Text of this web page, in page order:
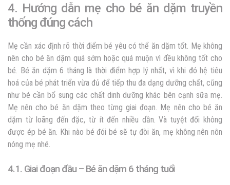
4. Hướng dẫn mẹ cho bé ăn dặm truyền
thống đúng cách
Mẹ cần xác định rõ thời điểm bé yêu có thể ăn dặm tốt. Mẹ không
nên cho bé ăn dặm quá sớm hoặc quá muộn vì đều không tốt cho
bé. Bé ăn dặm 6 tháng là thời điểm hợp lý nhất, vì khi đó hệ tiêu
hoá của bé phát triển vừa đủ để tiếp thu đa dạng dưỡng chất, cũng
như bé cần bổ sung các chất dinh dưỡng khác bên cạnh sữa mẹ.
Mẹ nên cho bé ăn dặm theo từng giai đoạn. Mẹ nên cho bé ăn
dặm từ loãng đến đặc, từ ít đến nhiều dần. Và tuyệt đối không
được ép bé ăn. Khi nào bé đói bé sẽ tự đòi ăn, mẹ không nên nôn
nóng mẹ nhé.
4.1. Giai đoạn đầu – Bé ăn dặm 6 tháng tuổi